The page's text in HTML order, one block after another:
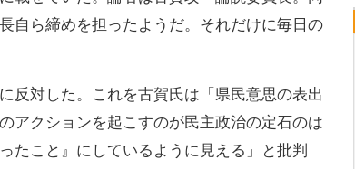
自ら締めを担ったようだ。それだけに毎日の
対した。これを古賀氏は「県民意思の表出
アクションを起こすのが民主政治の定石のは
たこと』にしているように見える」と批判